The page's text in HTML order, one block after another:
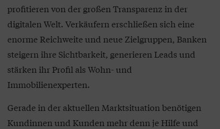
profitieren von der großen Transparenz in der
digitalen Welt. Verkäufern erschließen sich eine
enorme Reichweite und neue Zielgruppen, Banken
steigern ihre Sichtbarkeit, generieren Leads und
stärken ihr Profil als Wohn- und
Immobilienexperten.
Gerade in der aktuellen Marktsituation benötigen
Kundinnen und Kunden mehr denn je Hilfe und